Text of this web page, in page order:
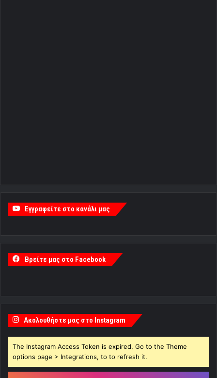
Εγγραφείτε στο κανάλι μας
Βρείτε μας στο Facebook
Ακολουθήστε μας στο Instagram
The Instagram Access Token is expired, Go to the Theme
options page > Integrations, to to refresh it.